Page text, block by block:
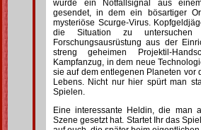
wurde ein Notfallsignal aus
gesendet, in dem ein bösartiger
mysteriöse Scurge-Virus.
die Situation zu
Forschungsausrüstung aus der
streng geheimen Projektil-
Kampfanzug, in dem neue
sie auf dem entlegenen Planeten vor
Lebens. Nicht nur hier spürt man
Spielen.
Eine interessante Heldin, die man
Szene gesetzt hat. Startet Ihr das